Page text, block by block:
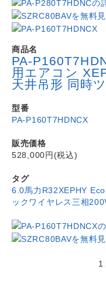
商品名
PA-
用エアコン
天井吊形 同時
型番
PA-P160T7HDNCX
販売価格
528,000円(税込)
タグ
6.0馬力 R32XEPHY Eco
ックワイヤレス 三相
1